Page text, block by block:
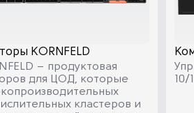
KORNFELD
– продуктовая
для ЦОД, которые
кластеров и